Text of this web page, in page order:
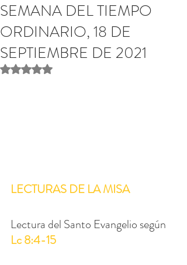
SEMANA DEL TIEMPO
ORDINARIO, 18 DE
SEPTIEMBRE DE 2021
Obtuvo NaN de 5 estrellas.
LECTURAS DE LA MISA
Lectura del Santo Evangelio según
Lc 8:4-15